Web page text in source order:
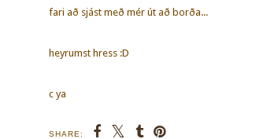
fari að sjást með mér út að borða...
heyrumst hress :D
c ya
SHARE: